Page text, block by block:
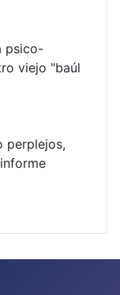
psico-
viejo "baúl
perplejos,